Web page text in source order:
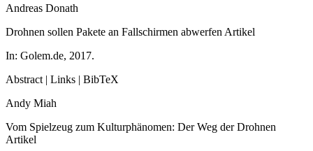
Andreas Donath
Drohnen sollen Pakete an Fallschirmen abwerfenArtikel
In: Golem.de, 2017.
Abstract| Links
BibTeX
Andy Miah
Vom Spielzeug zum Kulturphänomen: Der Weg der Drohnen
Artikel